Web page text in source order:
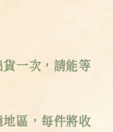
一次，請能等
區，每件將收